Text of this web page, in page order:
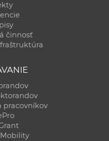
činnosť
pracovníkov